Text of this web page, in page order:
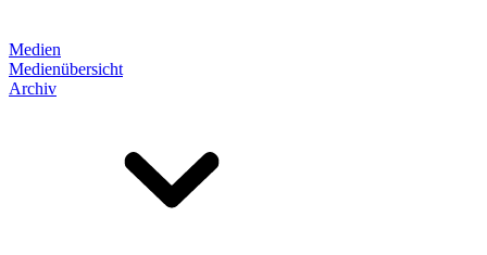
Medien
Medienübersicht
Archiv